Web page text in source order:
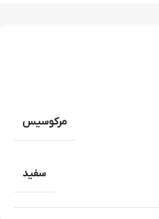
مرکوسیس
سفید